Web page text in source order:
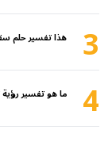
3
هذا تفسير حلم
4 ما هو تفسير